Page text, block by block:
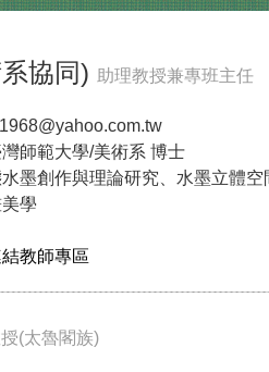
協同) 助理教授兼專班主任
師範大學/美術系 博士
墨創作與理論研究、水墨立體
學
教師專區
(太魯閣族)